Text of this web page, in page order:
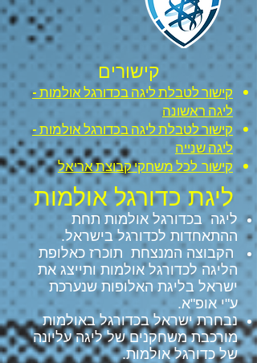
קישורים
קישור לטבלת ליגה בכדורגל אולמות -
ליגה ראשונה
קישור לטבלת ליגה בכדורגל אולמות -
ליגה שנייה
קישור לכל משחקי קבוצת אריאל
ליגת כדורגל אולמות
ליגה בכדורגל אולמות תחת
ההתאחדות לכדורגל בישראל.
הקבוצה המנצחת תוכרז כאלופת
הליגה לכדורגל אולמות ותייצג את
ישראל בליגת האלופות שנערכת
ע"י אופ"א.
נבחרת ישראל בכדורגל באולמות
מורכבת משחקנים של ליגה עליונה
של כדורגל אולמות.